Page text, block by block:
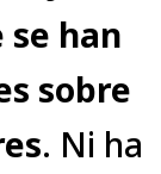
se han
sobre
. Ni ha